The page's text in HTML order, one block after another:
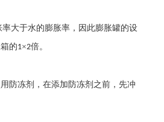
大于水的膨胀率，因此膨胀罐的设
的1×2倍。
防冻剂，在添加防冻剂之前，先冲